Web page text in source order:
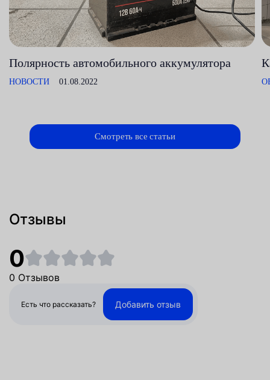
Полярность автомобильного аккумулятора
НОВОСТИ 01.08.2022
Смотреть все статьи
Отзывы
0
0 Отзывов
Есть что рассказать? Добавить отзыв